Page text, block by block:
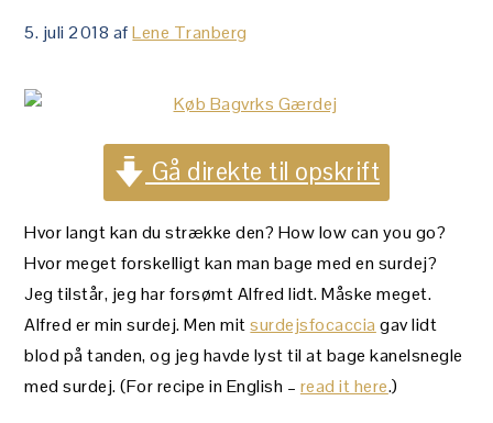
5. juli 2018 afLene Tranberg
Gå direkte til opskrift
Hvor langt kan du strække den? How low can you go?
Hvor meget forskelligt kan man bage med en surdej?
Jeg tilstår, jeg har forsømt Alfred lidt. Måske meget.
Alfred er min surdej. Men mitsurdejsfocaccia gav lidt
blod på tanden, og jeg havde lyst til at bage kanelsnegle
med surdej. (For recipe in English – read it here.)